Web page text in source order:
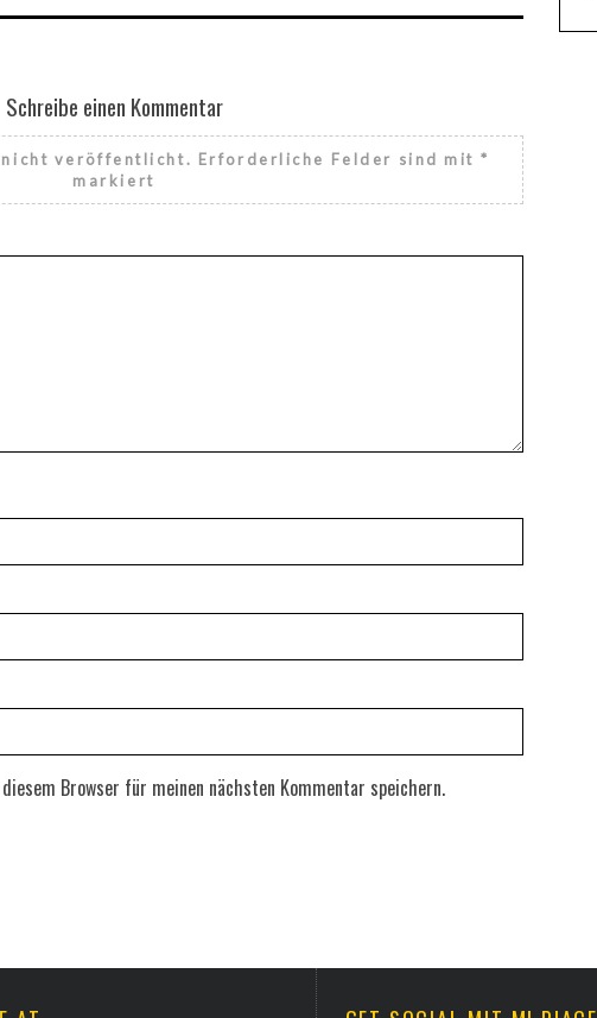
Schreibe einen Kommentar
veröffentlicht. Erforderliche Felder sind mit *
markiert
Browser für meinen nächsten Kommentar speichern.